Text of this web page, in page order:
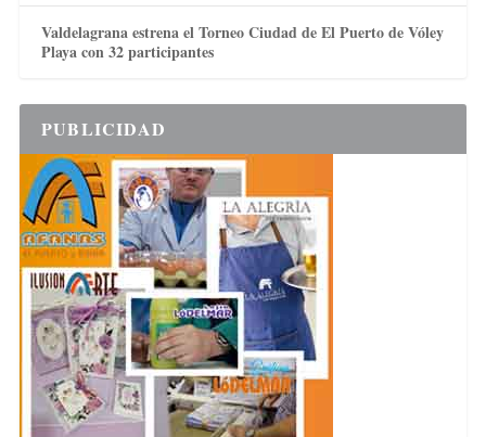
Valdelagrana estrena el Torneo Ciudad de El Puerto de Vóley
Playa con 32 participantes
PUBLICIDAD